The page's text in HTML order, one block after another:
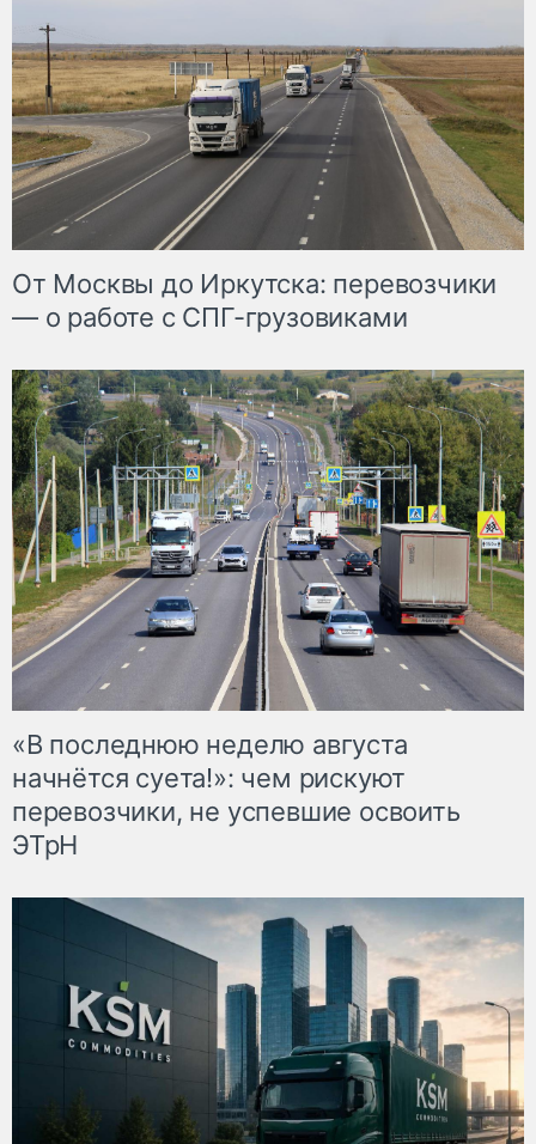
От Москвы до Иркутска: перевозчики
— о работе с СПГ-грузовиками
«В последнюю неделю августа
начнётся суета!»: чем рискуют
перевозчики, не успевшие освоить
ЭТрН